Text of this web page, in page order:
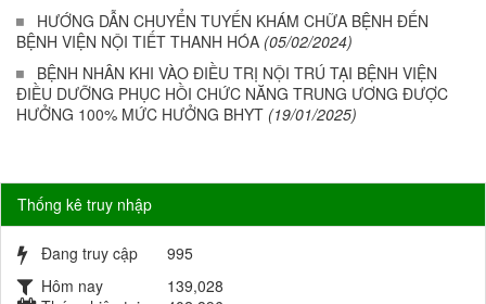
HƯỚNG DẪN CHUYỂN TUYẾN KHÁM CHỮA BỆNH ĐẾN
BỆNH VIỆN NỘI TIẾT THANH HÓA (05/02/2024)
BỆNH NHÂN KHI VÀO ĐIỀU TRỊ NỘI TRÚ TẠI BỆNH VIỆN
ĐIỀU DƯỠNG PHỤC HỒI CHỨC NĂNG TRUNG ƯƠNG ĐƯỢC
HƯỞNG 100% MỨC HƯỞNG BHYT (19/01/2025)
Thống kê truy nhập
Đang truy cập
995
Hôm nay
139,028